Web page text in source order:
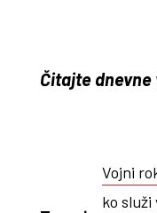
Čitajte
Vojni
ko